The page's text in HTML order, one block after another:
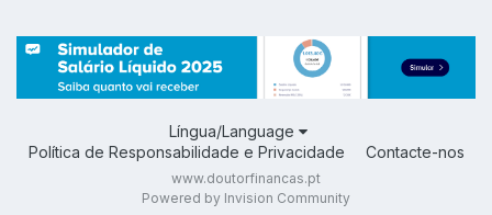
Língua/Language
Política de Responsabilidade e Privacidade
Contacte-nos
www.doutorfinancas.pt
Powered by Invision Community